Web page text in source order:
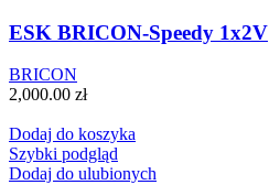
ESK BRICON-Speedy 1x2V
BRICON
2,000.00 zł
Dodaj do koszyka
Szybki podgląd
Dodaj do ulubionych